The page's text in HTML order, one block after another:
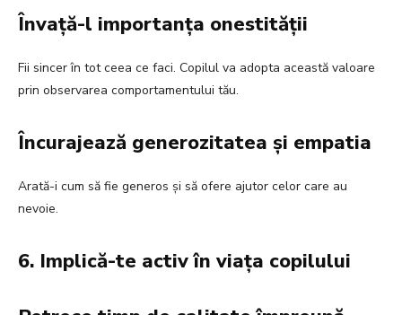
Învață-l importanța onestității
Fii sincer în tot ceea ce faci. Copilul va adopta această valoare
prin observarea comportamentului tău.
Încurajează generozitatea și empatia
Arată-i cum să fie generos și să ofere ajutor celor care au
nevoie.
6. Implică-te activ în viața copilului